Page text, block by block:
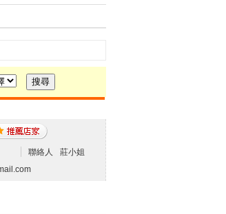
聯絡人
莊小姐